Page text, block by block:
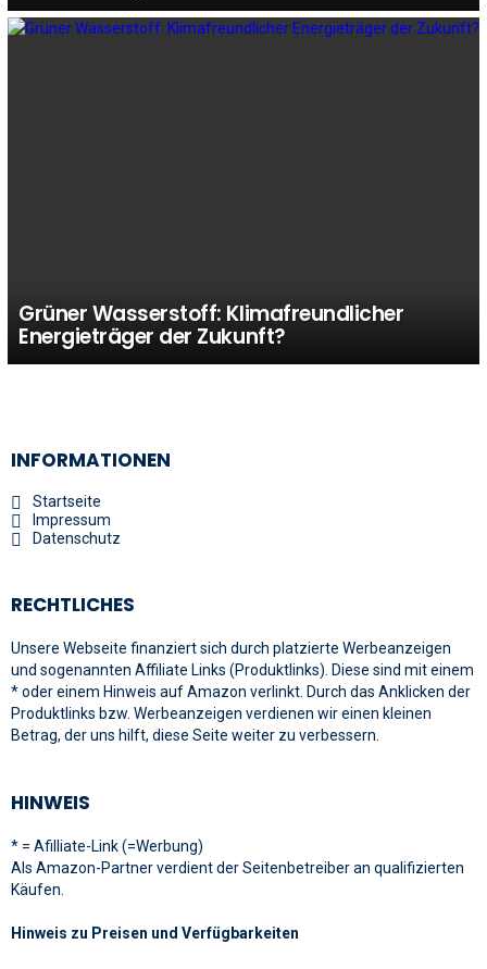
Grüner Wasserstoff: Klimafreundlicher
Energieträger der Zukunft?
INFORMATIONEN
Startseite
Impressum
Datenschutz
RECHTLICHES
Unsere Webseite finanziert sich durch platzierte Werbeanzeigen
und sogenannten Affiliate Links (Produktlinks). Diese sind mit einem
* oder einem Hinweis auf Amazon verlinkt. Durch das Anklicken der
Produktlinks bzw. Werbeanzeigen verdienen wir einen kleinen
Betrag, der uns hilft, diese Seite weiter zu verbessern.
HINWEIS
* = Afilliate-Link (=Werbung)
Als Amazon-Partner verdient der Seitenbetreiber an qualifizierten
Käufen.
Hinweis zu Preisen und Verfügbarkeiten